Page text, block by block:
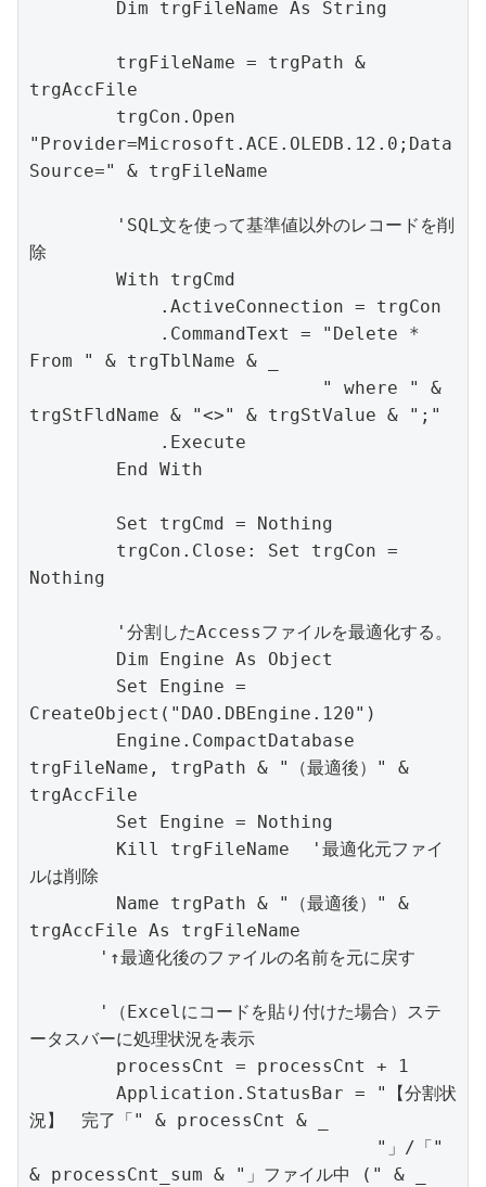
trgAccFile
"Provider=Microsoft.ACE.OLEDB.12.0;Data
Source=" & trgFileName
除
From " & trgTblName & _
trgStFldName & "<>" & trgStValue & ";"
Nothing
CreateObject("DAO.DBEngine.120")
trgFileName, trgPath & "（最適後）" &
trgAccFile
ルは削除
trgAccFile As trgFileName
'↑最適化後のファイルの名前を元に戻す
'（Excelにコードを貼り付けた場合）ステ
ータスバーに処理状況を表示
況】　完了「" & processCnt & _
& processCnt_sum & "」ファイル中 (" & _